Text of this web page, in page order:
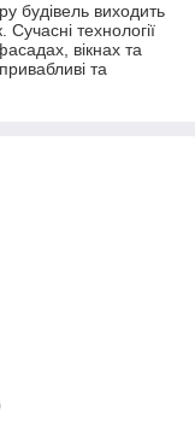
будівель виходить
технології
вікнах та
та